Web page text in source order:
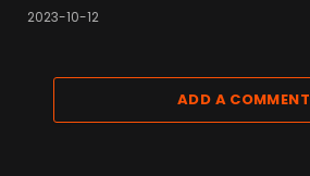
2023-10-12
ADD A COMMENT